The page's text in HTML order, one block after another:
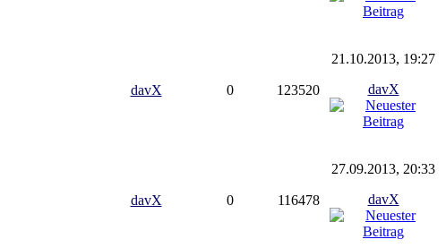
davX 0 123520
21.10.2013, 19:27
davX
davX 0 116478
27.09.2013, 20:33
davX